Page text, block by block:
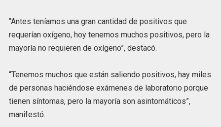
“Antes teníamos una gran cantidad de positivos que
requerían oxígeno, hoy tenemos muchos positivos, pero la
mayoría no requieren de oxígeno”, destacó.
“Tenemos muchos que están saliendo positivos, hay miles
de personas haciéndose exámenes de laboratorio porque
tienen síntomas, pero la mayoría son asintomáticos”,
manifestó.